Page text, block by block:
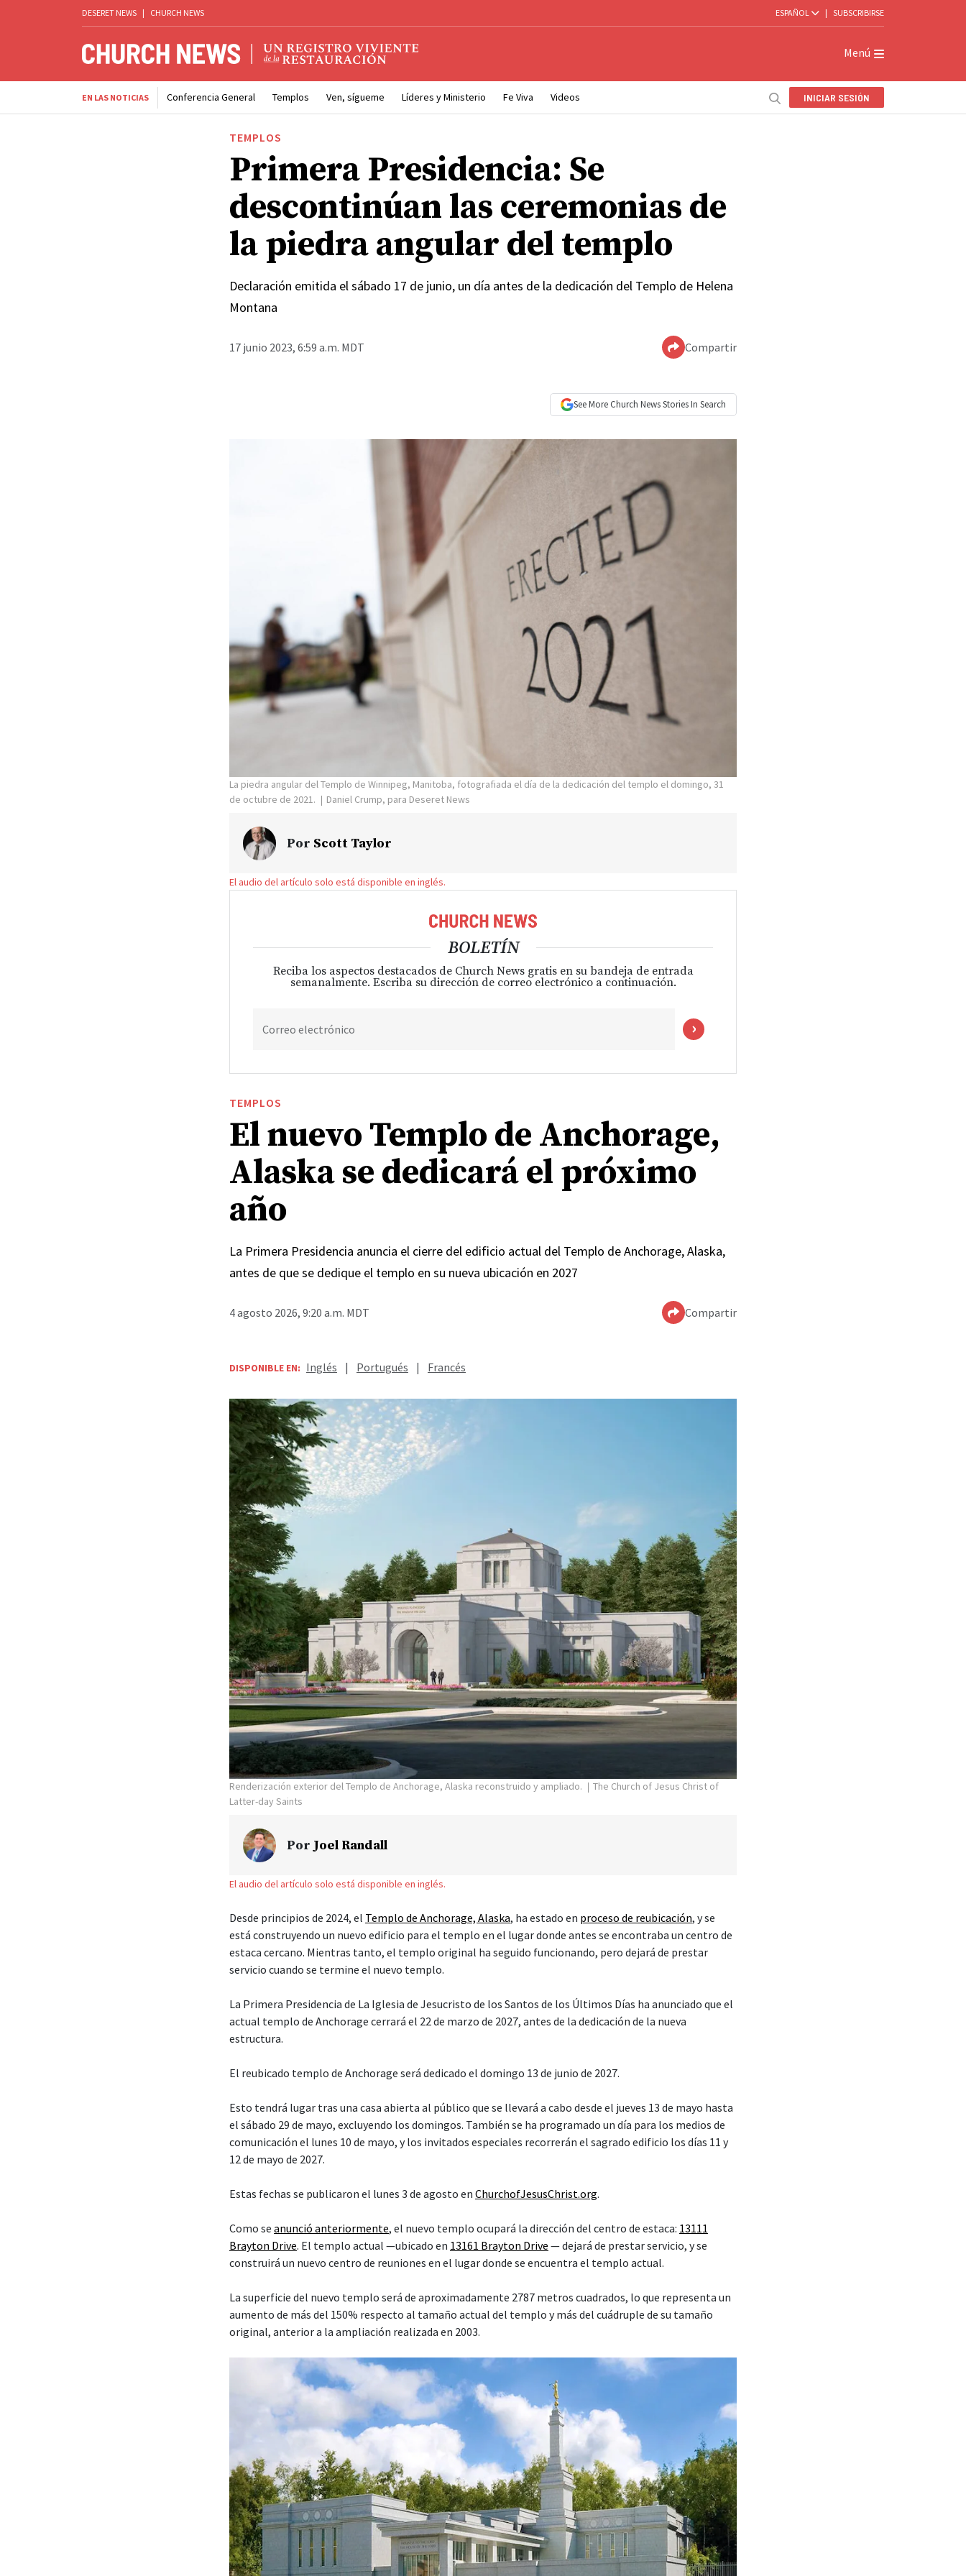
DESERET NEWS | CHURCH NEWS ESPAÑOL | SUBSCRIBIRSE
Menú
EN LAS NOTICIAS Conferencia General Templos Ven, sígueme Líderes y Ministerio Fe Viva Videos INICIAR SESIÓN
TEMPLOS
Primera Presidencia: Se
descontinúan las ceremonias de
la piedra angular del templo
Declaración emitida el sábado 17 de junio, un día antes de la dedicación del Templo de Helena
Montana
17 junio 2023, 6:59 a.m. MDT Compartir
See More Church NewsStories In Search
La piedra angular del Templo de Winnipeg, Manitoba, fotografiada el día de la dedicación del templo el domingo, 31
de octubre de 2021.
Daniel Crump, para Deseret News
Por Scott Taylor
El audio del artículo solo está disponible en inglés.
BOLETÍN
Reciba los aspectos destacados de Church News gratis en su bandeja de entrada
semanalmente. Escriba su dirección de correo electrónico a continuación.
Correo electrónico
TEMPLOS
El nuevo Templo de Anchorage,
Alaska se dedicará el próximo
año
La Primera Presidencia anuncia el cierre del edificio actual del Templo de Anchorage, Alaska,
antes de que se dedique el templo en su nueva ubicación en 2027
4 agosto 2026, 9:20 a.m. MDT Compartir
DISPONIBLE EN: Inglés | Portugués | Francés
Renderización exterior del Templo de Anchorage, Alaska reconstruido y ampliado.
The Church of Jesus Christ of
Latter-day Saints
Por Joel Randall
El audio del artículo solo está disponible en inglés.
Desde principios de 2024, el Templo de Anchorage, Alaska, ha estado en proceso de reubicación, y se
está construyendo un nuevo edificio para el templo en el lugar donde antes se encontraba un centro de
estaca cercano. Mientras tanto, el templo original ha seguido funcionando, pero dejará de prestar
servicio cuando se termine el nuevo templo.
La Primera Presidencia de La Iglesia de Jesucristo de los Santos de los Últimos Días ha anunciado que el
actual templo de Anchorage cerrará el 22 de marzo de 2027, antes de la dedicación de la nueva
estructura.
El reubicado templo de Anchorage será dedicado el domingo 13 de junio de 2027.
Esto tendrá lugar tras una casa abierta al público que se llevará a cabo desde el jueves 13 de mayo hasta
el sábado 29 de mayo, excluyendo los domingos. También se ha programado un día para los medios de
comunicación el lunes 10 de mayo, y los invitados especiales recorrerán el sagrado edificio los días 11 y
12 de mayo de 2027.
Estas fechas se publicaron el lunes 3 de agosto en ChurchofJesusChrist.org.
Como se anunció anteriormente, el nuevo templo ocupará la dirección del centro de estaca: 13111
Brayton Drive. El templo actual —ubicado en 13161 Brayton Drive — dejará de prestar servicio, y se
construirá un nuevo centro de reuniones en el lugar donde se encuentra el templo actual.
La superficie del nuevo templo será de aproximadamente 2787 metros cuadrados, lo que representa un
aumento de más del 150% respecto al tamaño actual del templo y más del cuádruple de su tamaño
original, anterior a la ampliación realizada en 2003.